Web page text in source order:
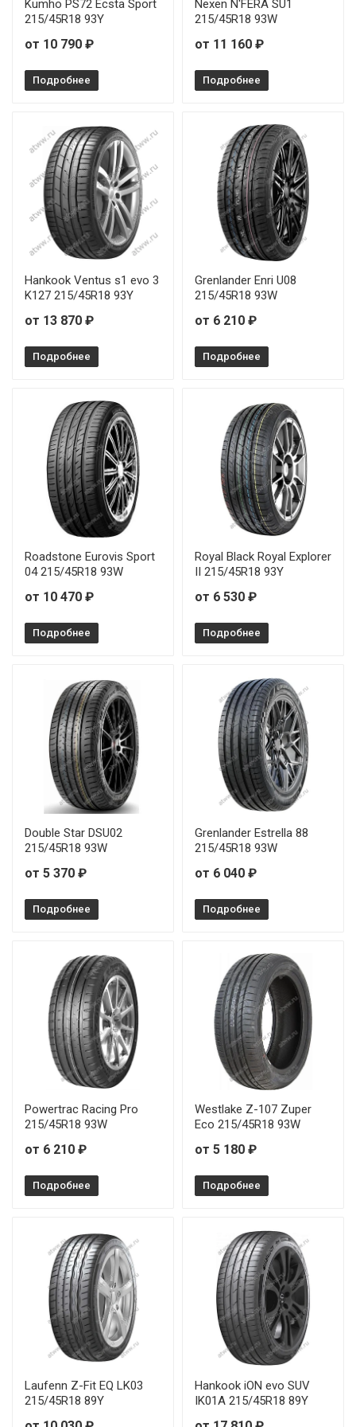
Pirelli Powergy 2 245/40R19 98Y
Pirelli Powergy 2 255/40R20 101Y
Kumho PS72 Ecsta Sport
215/45R18 93Y
от 10 790 ₽
Подробнее
Nexen N'FERA SU1
215/45R18 93W
от 11 160 ₽
Подробнее
Hankook Ventus s1 evo 3
K127 215/45R18 93Y
от 13 870 ₽
Подробнее
Grenlander Enri U08
215/45R18 93W
от 6 210 ₽
Подробнее
Roadstone Eurovis Sport
04 215/45R18 93W
от 10 470 ₽
Подробнее
Royal Black Royal Explorer
II 215/45R18 93Y
от 6 530 ₽
Подробнее
Double Star DSU02
215/45R18 93W
от 5 370 ₽
Подробнее
Grenlander Estrella 88
215/45R18 93W
от 6 040 ₽
Подробнее
Powertrac Racing Pro
215/45R18 93W
от 6 210 ₽
Подробнее
Westlake Z-107 Zuper
Eco 215/45R18 93W
от 5 180 ₽
Подробнее
Laufenn Z-Fit EQ LK03
215/45R18 89Y
Hankook iON evo SUV
IK01A 215/45R18 89Y